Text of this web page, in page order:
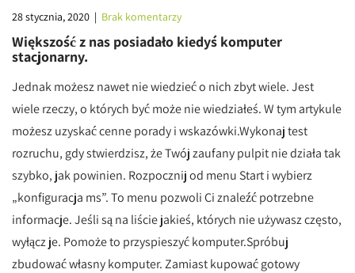
28 stycznia, 2020 | Brak komentarzy
Większość z nas posiadało kiedyś komputer
stacjonarny.
Jednak możesz nawet nie wiedzieć o nich zbyt wiele. Jest
wiele rzeczy, o których być może nie wiedziałeś. W tym artykule
możesz uzyskać cenne porady i wskazówki.Wykonaj test
rozruchu, gdy stwierdzisz, że Twój zaufany pulpit nie działa tak
szybko, jak powinien. Rozpocznij od menu Start i wybierz
„konfiguracja ms”. To menu pozwoli Ci znaleźć potrzebne
informacje. Jeśli są na liście jakieś, których nie używasz często,
wyłącz je. Pomoże to przyspieszyć komputer.Spróbuj
zbudować własny komputer. Zamiast kupować gotowy